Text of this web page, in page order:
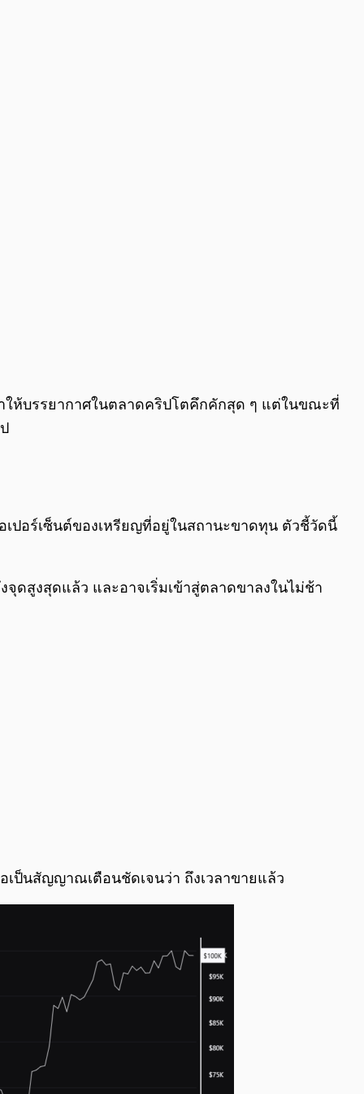
/0:00
ำให้บรรยากาศในตลาดคริปโตคึกคักสุด ๆ แต่ในขณะที่
เปอร์เซ็นต์ของเหรียญที่อยู่ในสถานะขาดทุน ตัวชี้วัดนี้
จุดสูงสุดแล้ว และอาจเริ่มเข้าสู่ตลาดขาลงในไม่ช้า
เป็นสัญญาณเตือนชัดเจนว่า ถึงเวลาขายแล้ว